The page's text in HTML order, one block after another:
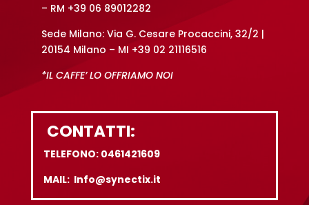
– RM +39 06 89012282
Sede Milano: Via G. Cesare Procaccini, 32/2 |
20154 Milano – MI +39 02 21116516
*IL CAFFE’ LO OFFRIAMO NOI
CONTATTI:
TELEFONO: 0461421609
MAIL: Info@synectix.it